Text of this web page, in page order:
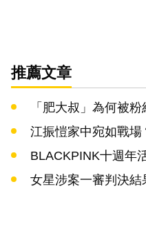
推薦文章
「肥大叔」為何被
江振愷家中宛如戰場
BLACKPINK十週年
女星涉案一審判決結